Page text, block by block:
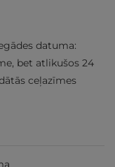
datuma:
bet atlikušos 24
ceļazīmes